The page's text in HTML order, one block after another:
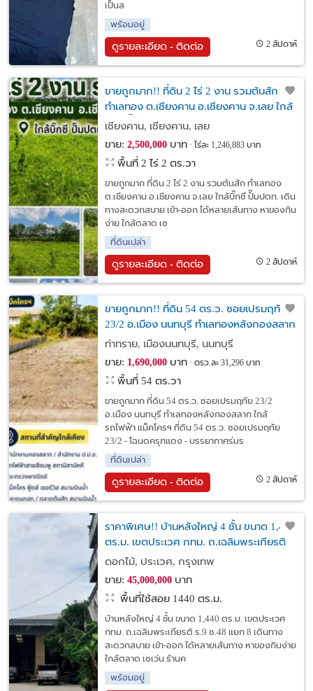
เป็นส
พร้อมอยู่
ดูรายละเอียด - ติดต่อ 2 สัปดาห์
ขายถูกมาก!! ที่ดิน 2 ไร่ 2 งาน รวมต้นสัก
ทำเลทอง ต.เชียงคาน อ.เชียงคาน จ.เลย ใกล้
บิ๊กซี ปั๊มปตท.
เชียงคาน, เชียงคาน, เลย
ขาย: 2,500,000บาท ไร่ละ 1,246,883 บาท
พื้นที่ 2 ไร่ 2 ตร.วา
ขายถูกมาก ที่ดิน 2 ไร่ 2 งาน รวมต้นสัก ทำเลทอง
ต.เชียงคาน อ.เชียงคาน จ.เลย ใกล้บิ๊กซี ปั๊มปตท. เดิน
ทางสะดวกสบาย เข้า-ออก ได้หลายเส้นทาง หาของกิน
ง่าย ใกล้ตลาด เซ
ที่ดินเปล่า
ดูรายละเอียด - ติดต่อ 2 สัปดาห์
ขายถูกมาก!! ที่ดิน 54 ตร.ว. ซอยเปรมฤทัย
23/2 อ.เมือง นนทบุรี ทำเลทองหลังกองสลาก
ใกล้รถไฟฟ้า แม็คโครฯ
ท่าทราย, เมืองนนทบุรี, นนทบุรี
ขาย: 1,690,000บาท ตรว.ละ 31,296 บาท
พื้นที่ 54 ตร.วา
ขายถูกมาก ที่ดิน 54 ตร.ว. ซอยเปรมฤทัย 23/2
อ.เมือง นนทบุรี ทำเลทองหลังกองสลาก ใกล้
รถไฟฟ้า แม็คโครฯ ที่ดิน 54 ตร.ว. ซอยเปรมฤทัย
23/2 - โฉนดครุฑแดง - บรรยากาศร่มร
ที่ดินเปล่า
ดูรายละเอียด - ติดต่อ 2 สัปดาห์
ราคาพิเศษ!! บ้านหลังใหญ่ 4 ชั้น ขนาด 1,440
ตร.ม. เขตประเวศ กทม. ถ.เฉลิมพระเกียรติ
ร.9 ซ.48 แยก 8
ดอกไม้, ประเวศ, กรุงเทพ
ขาย: 45,000,000บาท
พื้นที่ใช้สอย 1440 ตร.ม.
บ้านหลังใหญ่ 4 ชั้น ขนาด 1,440 ตร.ม. เขตประเวศ
กทม. ถ.เฉลิมพระเกียรติ ร.9 ซ.48 แยก 8 เดินทาง
สะดวกสบาย เข้า-ออก ได้หลายเส้นทาง หาของกินง่าย
ใกล้ตลาด เซเว่น ร้านค
พร้อมอยู่